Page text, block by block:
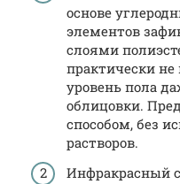
основе
элементов
слоями
практически
уровень пола
облицовки.
способом, без
растворов.
Инфракрасный